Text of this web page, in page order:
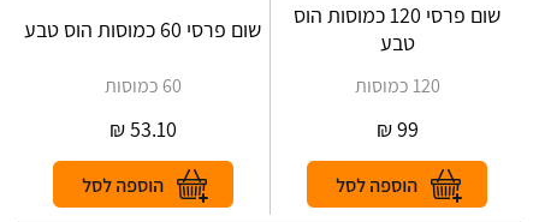
שום פרסי 120 כמוסות הוס
טבע
120 כמוסות
99
₪
שום פרסי 60 כמוסות הוס טבע
60 כמוסות
53.10
₪